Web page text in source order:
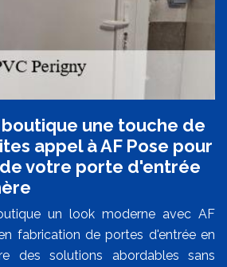
une touche de
appel à AF Pose pour
votre porte d'entrée
un look moderne avec AF
fabrication de portes d'entrée en
des solutions abordables sans